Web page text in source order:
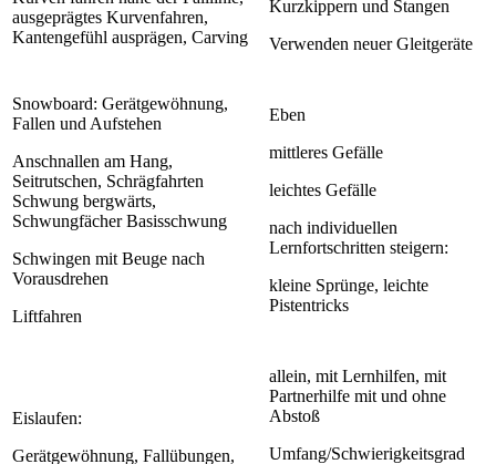
ausgeprägtes Kurvenfahren,
Kantengefühl ausprägen, Carving
Kurzkippern und Stangen
Verwenden neuer Gleitgeräte
Snowboard: Gerätgewöhnung,
Fallen und Aufstehen
Anschnallen am Hang,
Seitrutschen, Schrägfahrten
Schwung bergwärts,
Schwungfächer Basisschwung
Schwingen mit Beuge nach
Vorausdrehen
Liftfahren
Eben
mittleres Gefälle
leichtes Gefälle
nach individuellen
Lernfortschritten steigern:
kleine Sprünge, leichte
Pistentricks
Eislaufen:
Gerätgewöhnung, Fallübungen,
allein, mit Lernhilfen, mit
Partnerhilfe mit und ohne
Abstoß
Umfang/Schwierigkeitsgrad